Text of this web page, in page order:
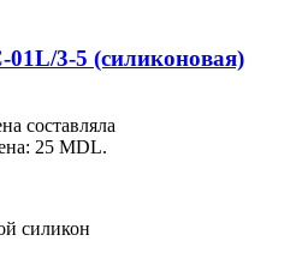
01L/3-5 (силиконовая)
составляла
25 MDL.
силикон